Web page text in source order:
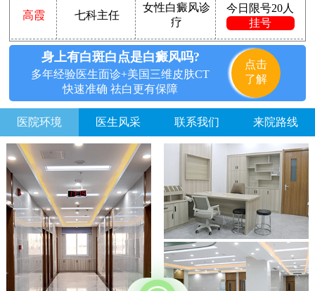
高霞 七科主任
女性白癜风诊
疗
今日限号20人
挂号
身上有白斑白点是白癜风吗?
多年经验医生面诊+美国三维皮肤CT
快速准确 祛白更有保障
点击
了解
医院环境 医生风采 联系我们 来院路线
方便说下您的白癜风症状？